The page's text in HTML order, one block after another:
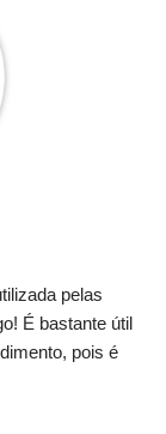
pelas
É bastante útil
pois é